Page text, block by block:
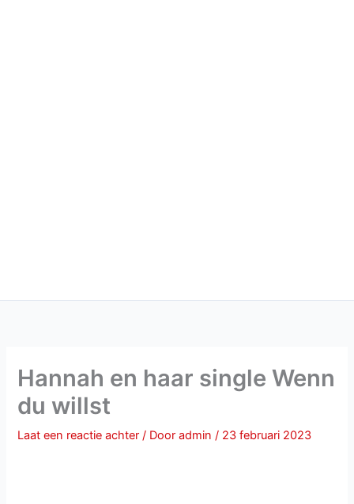
Hannah en haar single Wenn
du willst
Laat een reactie achter / Dooradmin/ 23 februari 2023